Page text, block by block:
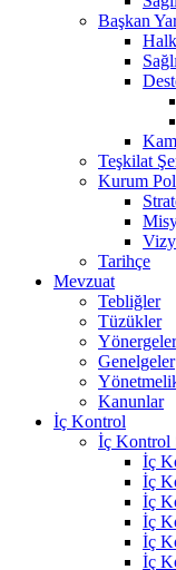
Başkan
Halk
Teşkilat
Kurum
Tarihçe
Mevzuat
Tebliğler
Tüzükler
Yönergeler
Genelgeler
Kanunlar
İç Kontrol
İç Kontrol
İç
İç
İç
İç
İç
İç